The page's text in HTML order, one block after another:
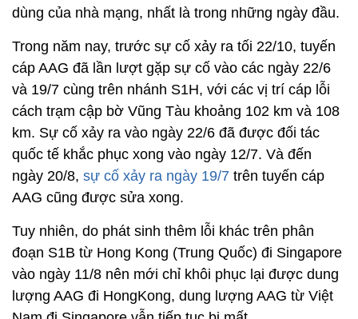
dùng của nhà mạng, nhất là trong những ngày đầu.
Trong năm nay, trước sự cố xảy ra tối 22/10, tuyến
cáp AAG đã lần lượt gặp sự cố vào các ngày 22/6
và 19/7 cùng trên nhánh S1H, với các vị trí cáp lỗi
cách trạm cập bờ Vũng Tàu khoảng 102 km và 108
km. Sự cố xảy ra vào ngày 22/6 đã được đối tác
quốc tế khắc phục xong vào ngày 12/7. Và đến
ngày 20/8, sự cố xảy ra ngày 19/7 trên tuyến cáp
AAG cũng được sửa xong.
Tuy nhiên, do phát sinh thêm lỗi khác trên phân
đoạn S1B từ Hong Kong (Trung Quốc) đi Singapore
vào ngày 11/8 nên mới chỉ khôi phục lại được dung
lượng AAG đi HongKong, dung lượng AAG từ Việt